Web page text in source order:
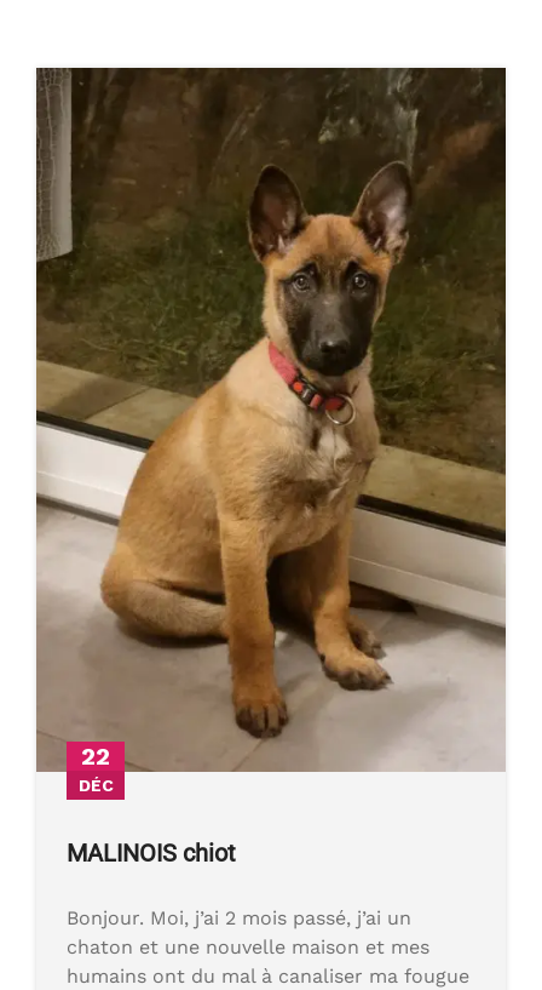
22
DÉC
MALINOIS chiot
Bonjour. Moi, j’ai 2 mois passé, j’ai un
chaton et une nouvelle maison et mes
humains ont du mal à canaliser ma fougue